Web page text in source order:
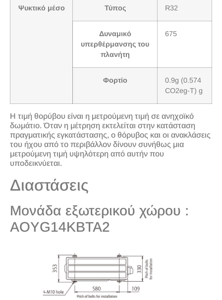
Ψυκτικό μέσο Τύπος R32
Δυναμικό
υπερθέρμανσης του
πλανήτη
675
Φορτίο
0.9g (0.574
CO2eg-T) g
Η τιμή θορύβου είναι η μετρούμενη τιμή σε ανηχοϊκό
δωμάτιο. Όταν η μέτρηση εκτελείται στην κατάσταση
πραγματικής εγκατάστασης, ο θόρυβος και οι ανακλάσεις
του ήχου από το περιβάλλον δίνουν συνήθως μια
μετρούμενη τιμή υψηλότερη από αυτήν που
υποδεικνύεται.
Διαστάσεις
Μονάδα εξωτερικού χώρου :
AOYG14KBTA2